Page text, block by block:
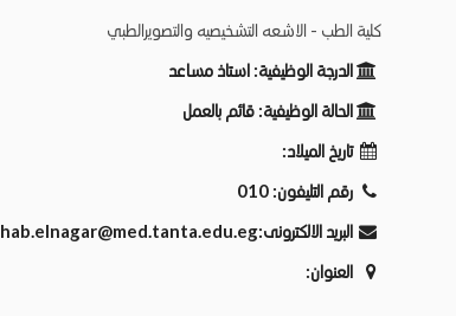
كلية الطب - الاشعه التشخيصيه والتصويرالطبي
الدرجة الوظيفية:استاذ مساعد
الحالة الوظيفية:قائم بالعمل
تاريخ الميلاد:
رقم التليفون:010
البريد الالكترونى:
العنوان: